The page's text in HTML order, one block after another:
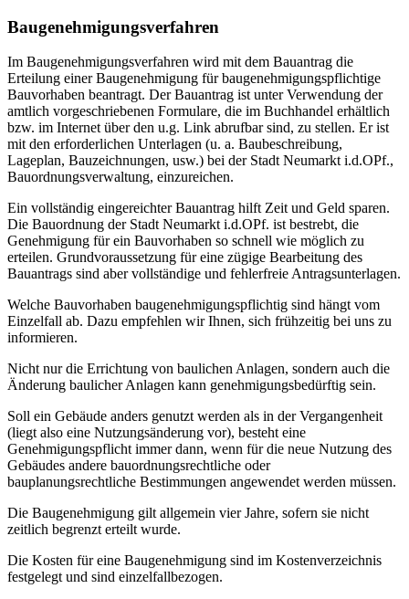
Baugenehmigungsverfahren
Im Baugenehmigungsverfahren wird mit dem Bauantrag die
Erteilung einer Baugenehmigung für baugenehmigungspflichtige
Bauvorhaben beantragt. Der Bauantrag ist unter Verwendung der
amtlich vorgeschriebenen Formulare, die im Buchhandel erhältlich
bzw. im Internet über den u.g. Link abrufbar sind, zu stellen. Er ist
mit den erforderlichen Unterlagen (u. a. Baubeschreibung,
Lageplan, Bauzeichnungen, usw.) bei der Stadt Neumarkt i.d.OPf.,
Bauordnungsverwaltung, einzureichen.
Ein vollständig eingereichter Bauantrag hilft Zeit und Geld sparen.
Die Bauordnung der Stadt Neumarkt i.d.OPf. ist bestrebt, die
Genehmigung für ein Bauvorhaben so schnell wie möglich zu
erteilen. Grundvoraussetzung für eine zügige Bearbeitung des
Bauantrags sind aber vollständige und fehlerfreie Antragsunterlagen.
Welche Bauvorhaben baugenehmigungspflichtig sind hängt vom
Einzelfall ab. Dazu empfehlen wir Ihnen, sich frühzeitig bei uns zu
informieren.
Nicht nur die Errichtung von baulichen Anlagen, sondern auch die
Änderung baulicher Anlagen kann genehmigungsbedürftig sein.
Soll ein Gebäude anders genutzt werden als in der Vergangenheit
(liegt also eine Nutzungsänderung vor), besteht eine
Genehmigungspflicht immer dann, wenn für die neue Nutzung des
Gebäudes andere bauordnungsrechtliche oder
bauplanungsrechtliche Bestimmungen angewendet werden müssen.
Die Baugenehmigung gilt allgemein vier Jahre, sofern sie nicht
zeitlich begrenzt erteilt wurde.
Die Kosten für eine Baugenehmigung sind im Kostenverzeichnis
festgelegt und sind einzelfallbezogen.